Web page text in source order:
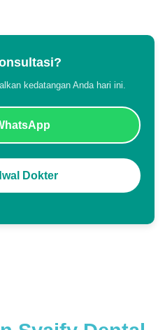
kedatangan Anda hari ini.
Dokter